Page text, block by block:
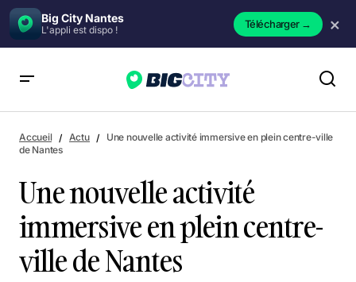
Big City Nantes
L'appli est dispo ! Télécharger→ ×
Nantes
Accueil Actu
Une nouvelle activité immersive en plein centre-ville
de Nantes
Une nouvelle activité
immersive en plein centre-
ville de Nantes